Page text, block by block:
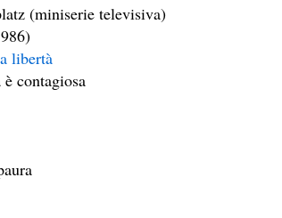
(miniserie televisiva)
libertà
contagiosa